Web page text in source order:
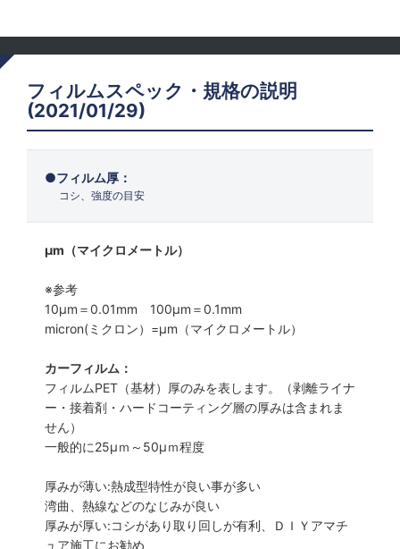
フィルムスペック・規格の説明
(2021/01/29)
フィルム厚：
コシ、強度の目安
μm（マイクロメートル）
※参考
10μm＝0.01mm 100μm＝0.1mm
micron(ミクロン）=µm（マイクロメートル）
カーフィルム：
フィルムPET（基材）厚のみを表します。（剥離ライナ
ー・接着剤・ハードコーティング層の厚みは含まれま
せん）
一般的に25µｍ～50µｍ程度
厚みが薄い:熱成型特性が良い事が多い
湾曲、熱線などのなじみが良い
厚みが厚い:コシがあり取り回しが有利、ＤＩＹアマチ
ュア施工にお勧め